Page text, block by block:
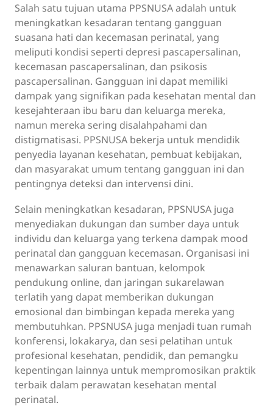
Salah satu tujuan utama PPSNUSA adalah untuk
meningkatkan kesadaran tentang gangguan
suasana hati dan kecemasan perinatal, yang
meliputi kondisi seperti depresi pascapersalinan,
kecemasan pascapersalinan, dan psikosis
pascapersalinan. Gangguan ini dapat memiliki
dampak yang signifikan pada kesehatan mental dan
kesejahteraan ibu baru dan keluarga mereka,
namun mereka sering disalahpahami dan
distigmatisasi. PPSNUSA bekerja untuk mendidik
penyedia layanan kesehatan, pembuat kebijakan,
dan masyarakat umum tentang gangguan ini dan
pentingnya deteksi dan intervensi dini.
Selain meningkatkan kesadaran, PPSNUSA juga
menyediakan dukungan dan sumber daya untuk
individu dan keluarga yang terkena dampak mood
perinatal dan gangguan kecemasan. Organisasi ini
menawarkan saluran bantuan, kelompok
pendukung online, dan jaringan sukarelawan
terlatih yang dapat memberikan dukungan
emosional dan bimbingan kepada mereka yang
membutuhkan. PPSNUSA juga menjadi tuan rumah
konferensi, lokakarya, dan sesi pelatihan untuk
profesional kesehatan, pendidik, dan pemangku
kepentingan lainnya untuk mempromosikan praktik
terbaik dalam perawatan kesehatan mental
perinatal.